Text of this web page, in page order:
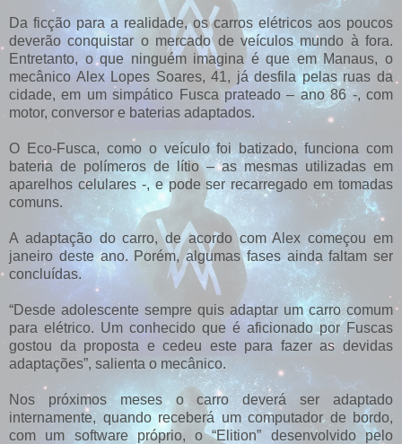
Da ficção para a realidade, os carros elétricos aos poucos
deverão conquistar o mercado de veículos mundo à fora.
Entretanto, o que ninguém imagina é que em Manaus, o
mecânico Alex Lopes Soares, 41, já desfila pelas ruas da
cidade, em um simpático Fusca prateado – ano 86 -, com
motor, conversor e baterias adaptados.
O Eco-Fusca, como o veículo foi batizado, funciona com
bateria de polímeros de lítio – as mesmas utilizadas em
aparelhos celulares -, e pode ser recarregado em tomadas
comuns.
A adaptação do carro, de acordo com Alex começou em
janeiro deste ano. Porém, algumas fases ainda faltam ser
concluídas.
“Desde adolescente sempre quis adaptar um carro comum
para elétrico. Um conhecido que é aficionado por Fuscas
gostou da proposta e cedeu este para fazer as devidas
adaptações”, salienta o mecânico.
Nos próximos meses o carro deverá ser adaptado
internamente, quando receberá um computador de bordo,
com um software próprio, o “Elition” desenvolvido pelo